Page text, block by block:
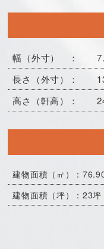
幅（外寸） ：
長さ（外寸）：
高さ（軒高）：
建物面積（㎡）：
建物面積（坪）：23坪